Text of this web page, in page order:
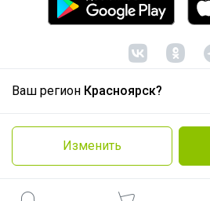
Ваш регион Красноярск?
Изменить
© ООО "Лявита", ОГРН
Политика
Cоглашение